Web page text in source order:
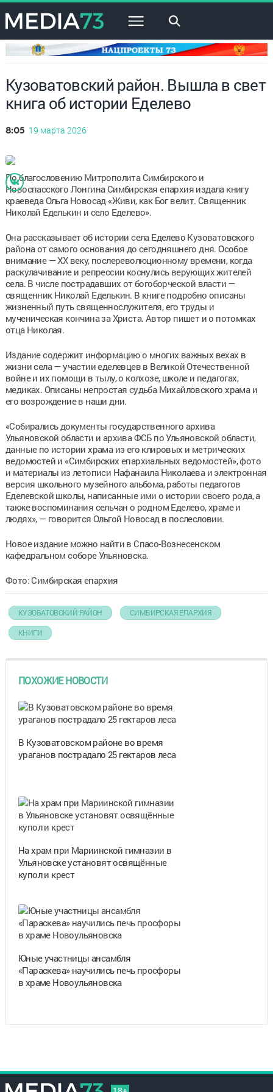
×
Кузоватовский район. Вышла в свет
книга об истории Еделево
8:05 19 марта 2026
По благословению Митрополита Симбирского и
Новоспасского Лонгина Симбирская епархия издала книгу
краеведа Ольга Новосад «Живи, как Бог велит. Священник
Николай Еделькин и село Еделево».
Она рассказывает об истории села Еделево Кузоватовского
района от самого основания до сегодняшнего дня. Особое
внимание — ХХ веку, послереволюционному времени, когда
раскулачивание и репрессии коснулись верующих жителей
села. В числе пострадавших от богоборческой власти —
священник Николай Еделькин. В книге подробно описаны
жизненный путь священнослужителя, его труды и
мученическая кончина за Христа. Автор пишет и о потомках
отца Николая.
Издание содержит информацию о многих важных вехах в
жизни села — участии еделевцев в Великой Отечественной
войне и их помощи в тылу, о колхозе, школе и педагогах,
медиках. Описаны непростая судьба Михайловского храма и
его возрождение в наши дни.
«Собирались документы государственного архива
Ульяновской области и архива ФСБ по Ульяновской области,
данные по истории храма из его клировых и метрических
ведомостей и «Симбирских епархиальных ведомостей», фото
и материалы из летописи Нафанаила Николаева и электронная
версия школьного музейного альбома, работы педагогов
Еделевской школы, написанные ими о истории своего рода, а
также воспоминания сельчан о родном Еделево, храме и
людях», — говорится Ольгой Новосад в послесловии.
Новое издание можно найти в Спасо-Вознесенском
кафедральном соборе Ульяновска.
Фото: Симбирская епархия
КУЗОВАТОВСКИЙ РАЙОН СИМБИРСКАЯ ЕПАРХИЯ
КНИГИ
ПОХОЖИЕ НОВОСТИ
В Кузоватовском районе во время
ураганов пострадало 25 гектаров леса
На храм при Мариинской гимназии в
Ульяновске установят освящённые
купол и крест
Юные участницы ансамбля
«Параскева» научились печь просфоры
в храме Новоульяновска